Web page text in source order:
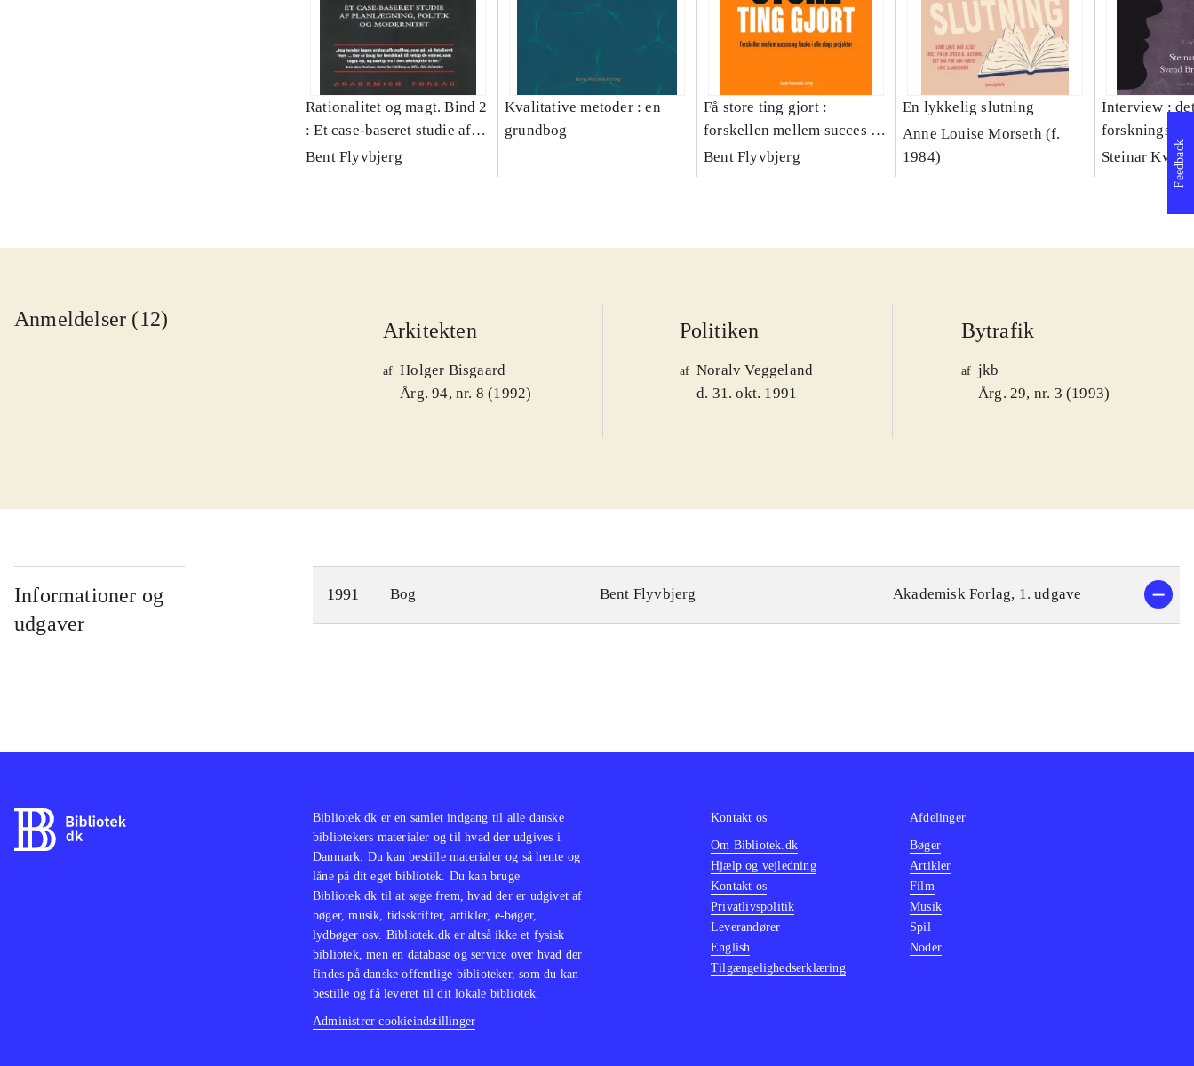
Rationalitet og magt. Bind 2
: Et case-baseret studie af
planlægning, politik og
Bent Flyvbjerg
Kvalitative metoder : en
grundbog
Få store ting gjort :
forskellen mellem succes og
fiasko i alle slags projekter
Bent Flyvbjerg
En lykkelig slutning
Anne Louise Morseth (f.
1984)
Interview :
håndværk
Steinar Kvale
Anmeldelser (12) Arkitekten
af Holger Bisgaard
Årg. 94, nr. 8 (1992)
Politiken
af Noralv Veggeland
d. 31. okt. 1991
Bytrafik
af jkb
Årg. 29, nr. 3 (1993)
Informationer og
udgaver
1991 Bog Bent Flyvbjerg Akademisk Forlag, 1. udgave
Feedback
Bibliotek.dk er en samlet indgang til alle danske
bibliotekers materialer og til hvad der udgives i
Danmark. Du kan bestille materialer og så hente og
låne på dit eget bibliotek. Du kan bruge
Bibliotek.dk til at søge frem, hvad der er udgivet af
bøger, musik, tidsskrifter, artikler, e-bøger,
lydbøger osv. Bibliotek.dk er altså ikke et fysisk
bibliotek, men en database og service over hvad der
findes på danske offentlige biblioteker, som du kan
bestille og få leveret til dit lokale bibliotek.
Administrer cookieindstillinger
Kontakt os
Om Bibliotek.dk
Hjælp og vejledning
Kontakt os
Privatlivspolitik
Leverandører
English
Tilgængelighedserklæring
Afdelinger
Bøger
Artikler
Film
Musik
Spil
Noder